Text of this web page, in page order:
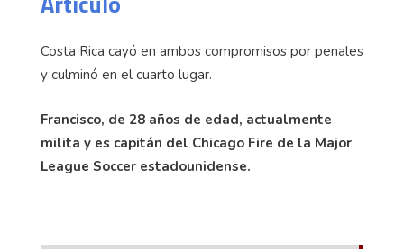
Costa Rica cayó en ambos compromisos por penales
y culminó en el cuarto lugar.
Francisco, de 28 años de edad, actualmente
milita y es capitán del Chicago Fire de la Major
League Soccer estadounidense.